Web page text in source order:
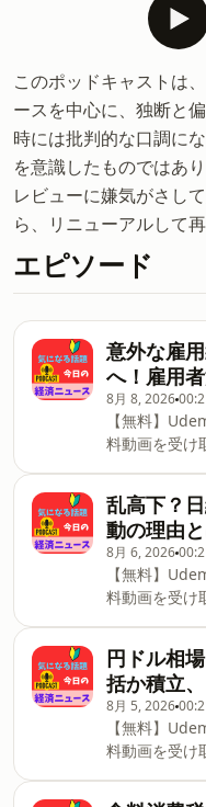
このポッドキャストは
ースを中心に、独断と
時には批判的な口調に
を意識したものではあ
レビューに嫌気がさし
ら、リニューアルして
エピソード
意外な雇
へ！雇用
8月 8, 2026
【無料】
料動画を受け
す。初心者向
https://
vt/?
が初めての
ント開設動画
開設できます
す）↓※音が
https://
ーーーーーー
のトピック
下回った？・
帯保証は無効
156円台へ！
乱高下？
動の理由
8月 6, 2026
【無料】
料動画を受け
す。初心者向
https://
vt/?
が初めての
ント開設動画
開設できます
円ドル相
括か積立
8月 5, 2026
【無料】
料動画を受け
す。初心者向